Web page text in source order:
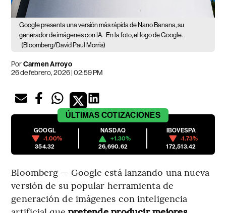
Google presenta una versión más rápida de Nano Banana, su
generador de imágenes con IA. En la foto, el logo de Google.
(Bloomberg/David Paul Morris)
PorCarmen Arroyo
26 de febrero, 2026 | 02:59 PM
ÚLTIMAS COTIZACIONES
GOOGL
-1.00%
354.32
NASDAQ
+1.30%
26,690.62
IBOVESPA
-1.73%
172,513.42
Bloomberg — Google está lanzando una nueva
versión de su popular herramienta de
generación de imágenes con inteligencia